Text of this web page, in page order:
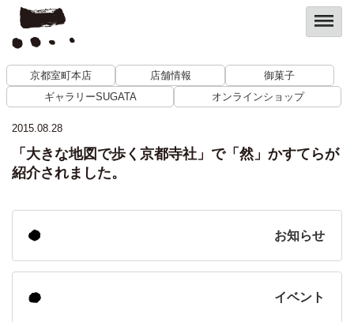
京都室町本店 店舗情報
御菓子
ギャラリーSUGATA
オンラインショップ
2015.08.28
「大きな地図で歩く京都寺社」で「然」かすてらが
紹介されました。
お知らせ
イベント